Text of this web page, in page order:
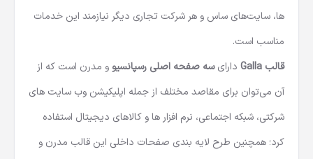
ها، سایت‌های ساس و هر شرکت تجاری دیگر نیازمند این خدمات
مناسب است.
قالب Galla
دارایسه صفحه اصلی رسپانسیو و مدرن است که از
آن می‌توان برای مقاصد مختلف از جمله اپلیکیشن وب سایت های
شرکتی، شبکه اجتماعی، نرم افزار ها و کالاهای دیجیتال استفاده
کرد؛ همچنین طرح لایه بندی صفحات داخلی این قالب مدرن و